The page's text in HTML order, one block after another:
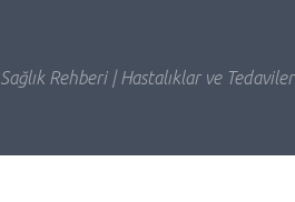
Sağlık Rehberi | Hastalıklar ve Tedaviler